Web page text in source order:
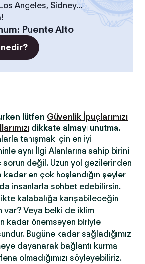
Angeles, Sidney...
: Puente Alto
nedir?
lütfen Güvenlik İpuçlarımızı
dikkate almayı unutma.
tanışmak için en iyi
aynı İlgi Alanlarına sahip birini
sorun değil. Uzun yol gezilerinden
kadar en çok hoşlandığın şeyler
insanlarla sohbet edebilirsin.
kalabalığa karışabileceğin
var? Veya belki de iklim
kadar önemseyen biriyle
Bugüne kadar sağladığımız
dayanarak bağlantı kurma
olmadığımızı söyleyebiliriz.